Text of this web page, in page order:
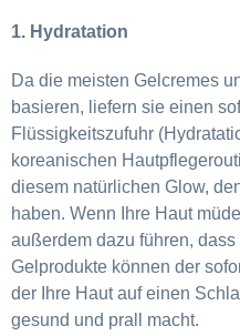
1. Hydratation
Da die meisten Gelcremes
basieren, liefern sie einen
Flüssigkeitszufuhr
koreanischen
diesem natürlichen Glow,
haben. Wenn Ihre Haut
außerdem dazu führen,
Gelprodukte können der
der Ihre Haut auf einen
gesund und prall macht.